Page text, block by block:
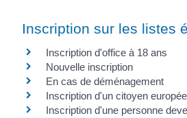
Inscription sur les listes
Inscription d'office à 18 ans
Nouvelle inscription
En cas de déménagement
Inscription d'un citoyen
Inscription d'une personne